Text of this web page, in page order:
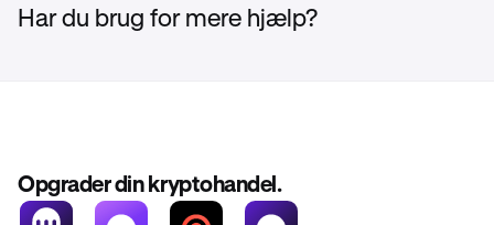
Har du brug for mere hjælp?
Opgrader din kryptohandel.